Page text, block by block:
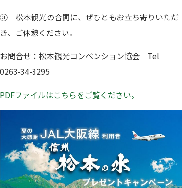
③ 松本観光の合間に、ぜひともお立ち寄りいただ
き、ご休憩ください。
お問合せ：松本観光コンベンション協会 Tel
0263-34-3295
PDFファイルはこちらをご覧ください。